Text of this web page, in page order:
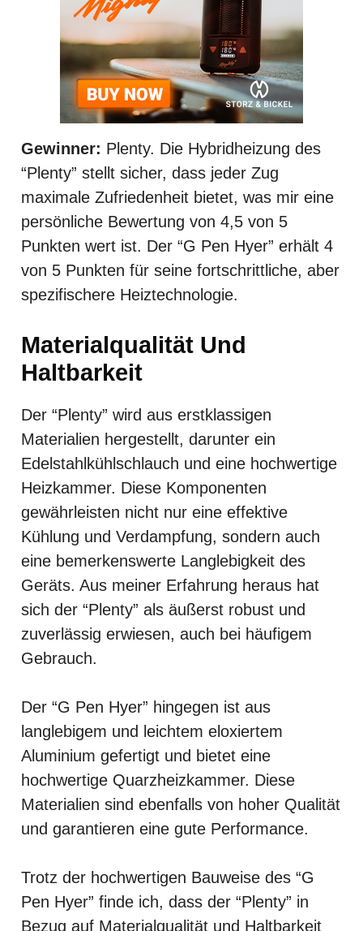
Gewinner: Plenty. Die Hybridheizung des
“Plenty” stellt sicher, dass jeder Zug
maximale Zufriedenheit bietet, was mir eine
persönliche Bewertung von 4,5 von 5
Punkten wert ist. Der “G Pen Hyer” erhält 4
von 5 Punkten für seine fortschrittliche, aber
spezifischere Heiztechnologie.
Materialqualität Und
Haltbarkeit
Der “Plenty” wird aus erstklassigen
Materialien hergestellt, darunter ein
Edelstahlkühlschlauch und eine hochwertige
Heizkammer. Diese Komponenten
gewährleisten nicht nur eine effektive
Kühlung und Verdampfung, sondern auch
eine bemerkenswerte Langlebigkeit des
Geräts. Aus meiner Erfahrung heraus hat
sich der “Plenty” als äußerst robust und
zuverlässig erwiesen, auch bei häufigem
Gebrauch.
Der “G Pen Hyer” hingegen ist aus
langlebigem und leichtem eloxiertem
Aluminium gefertigt und bietet eine
hochwertige Quarzheizkammer. Diese
Materialien sind ebenfalls von hoher Qualität
und garantieren eine gute Performance.
Trotz der hochwertigen Bauweise des “G
Pen Hyer” finde ich, dass der “Plenty” in
Bezug auf Materialqualität und Haltbarkeit